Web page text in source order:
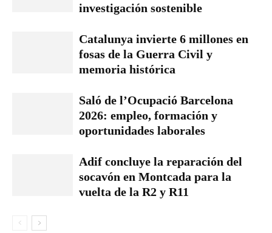
investigación sostenible
Catalunya invierte 6 millones en
fosas de la Guerra Civil y
memoria histórica
Saló de l’Ocupació Barcelona
2026: empleo, formación y
oportunidades laborales
Adif concluye la reparación del
socavón en Montcada para la
vuelta de la R2 y R11